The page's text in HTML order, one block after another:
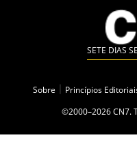
SETE DIAS
Sobre Princípios
©2000–2026 CN7.